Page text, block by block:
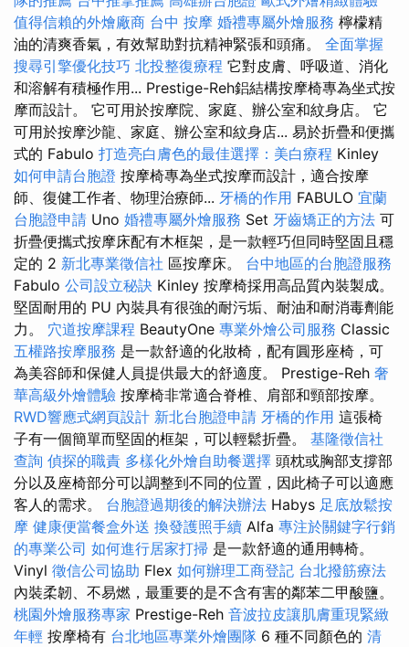
值得信賴的外燴廠商 台中 按摩 婚禮專屬外燴服務 檸檬精
油的清爽香氣，有效幫助對抗精神緊張和頭痛。 全面掌握
搜尋引擎優化技巧 北投整復療程 它對皮膚、呼吸道、消化
和溶解有積極作用... Prestige-Reh鋁結構按摩椅專為坐式按
摩而設計。 它可用於按摩院、家庭、辦公室和紋身店。 它
可用於按摩沙龍、家庭、辦公室和紋身店... 易於折疊和便攜
式的 Fabulo 打造亮白膚色的最佳選擇：美白療程 Kinley
如何申請台胞證 按摩椅專為坐式按摩而設計，適合按摩
師、復健工作者、物理治療師... 牙橋的作用 FABULO 宜蘭
台胞證申請 Uno 婚禮專屬外燴服務 Set 牙齒矯正的方法 可
折疊便攜式按摩床配有木框架，是一款輕​​巧但同時堅固且穩
定的 2 新北專業徵信社 區按摩床。 台中地區的台胞證服務
Fabulo 公司設立秘訣 Kinley 按摩椅採用高品質內裝製成。
堅固耐用的 PU 內裝具有很強的耐污垢、耐油和耐消毒劑能
力。 穴道按摩課程 BeautyOne 專業外燴公司服務 Classic
五權路按摩服務 是一款舒適的化妝椅，配有圓形座椅，可
為美容師和保健人員提供最大的舒適度。 Prestige-Reh 奢
華高級外燴體驗 按摩椅非常適合脊椎、肩部和頸部按摩。
RWD響應式網頁設計 新北台胞證申請 牙橋的作用 這張椅
子有一個簡單而堅固的框架，可以輕鬆折疊。 基隆徵信社
查詢 偵探的職責 多樣化外燴自助餐選擇 頭枕或胸部支撐部
分以及座椅部分可以調整到不同的位置，因此椅子可以適應
客人的需求。 台胞證過期後的解決辦法 Habys 足底放鬆按
摩 健康便當餐盒外送 換發護照手續 Alfa 專注於關鍵字行銷
的專業公司 如何進行居家打掃 是一款舒適的通用轉椅。
Vinyl 徵信公司協助 Flex 如何辦理工商登記 台北撥筋療法
內裝柔韌、不易燃，最重要的是不含有害的鄰苯二甲酸鹽。
桃園外燴服務專家 Prestige-Reh 音波拉皮讓肌膚重現緊緻
年輕 按摩椅有 台北地區專業外燴團隊 6 種不同顏色的 清